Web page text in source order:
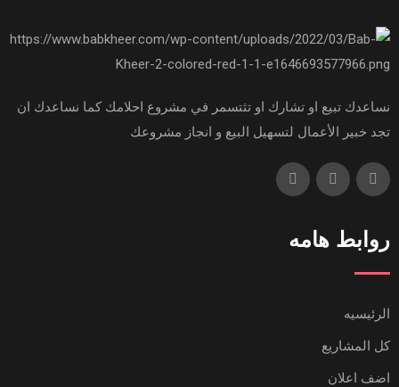
نساعدك تبيع او تشارك او تثتسمر في مشروع احلامك كما نساعدك ان
تجد خبير الأعمال لتسهيل البيع و انجاز مشروعك
روابط هامه
الرئيسيه
كل المشاريع
اضف اعلان